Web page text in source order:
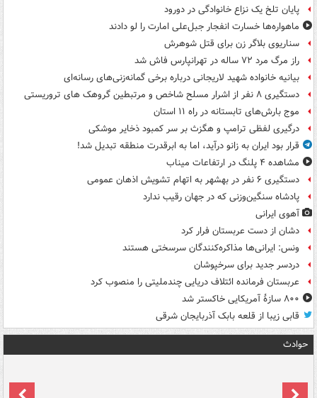
پایان تلخ یک نزاع خانوادگی در دورود
ماهواره‌ها خسارت انفجار جبل‌علی امارت را لو دادند
سناریوی بلاگر زن برای قتل شوهرش
راز مرگ مرد ۷۲ ساله در تهرانپارس فاش شد
بیانیه خانواده شهید لاریجانی درباره برخی گمانه‌زنی‌های رسانه‌ای
دستگیری ۸ نفر از اشرار مسلح شاخص و مرتبطین گروهک های تروریستی
موج بارش‌های تابستانه در راه ۱۱ استان
درگیری لفظی ترامپ و هگزث بر سر کمبود ذخایر موشکی
قرار بود ایران به زانو درآید، اما به ابرقدرت منطقه تبدیل شد!
مشاهده ۴ پلنگ در ارتفاعات میناب
دستگیری ۶ نفر در بهشهر به اتهام تشویش اذهان عمومی
پادشاه سنگین‌وزنی که در جهان رقیب ندارد
آهوی ایرانی
دشان از دست عربستان فرار کرد
ونس: ایرانی‌ها مذاکره‌کنندگان سرسختی هستند
دردسر جدید برای سرخپوشان
عربستان فرمانده ائتلاف دریایی چندملیتی را منصوب کرد
۸۰۰ سازۀ آمریکایی خاکستر شد
قابی زیبا از قلعه بابک آذربایجان شرقی
حوادث